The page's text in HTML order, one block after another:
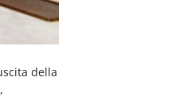
della
,